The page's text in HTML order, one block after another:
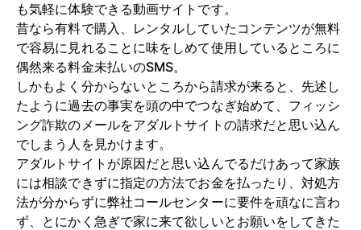
も気軽に体験できる動画サイトです。
昔なら有料で購入、レンタルしていたコンテンツが無料
で容易に見れることに味をしめて使用しているところに
偶然来る料金未払いのSMS。
しかもよく分からないところから請求が来ると、先述し
たように過去の事実を頭の中でつなぎ始めて、フィッシ
ング詐欺のメールをアダルトサイトの請求だと思い込ん
でしまう人を見かけます。
アダルトサイトが原因だと思い込んでるだけあって家族
には相談できずに指定の方法でお金を払ったり、対処方
法が分からずに弊社コールセンターに要件を頑なに言わ
ず、とにかく急ぎで家に来て欲しいとお願いをしてきた